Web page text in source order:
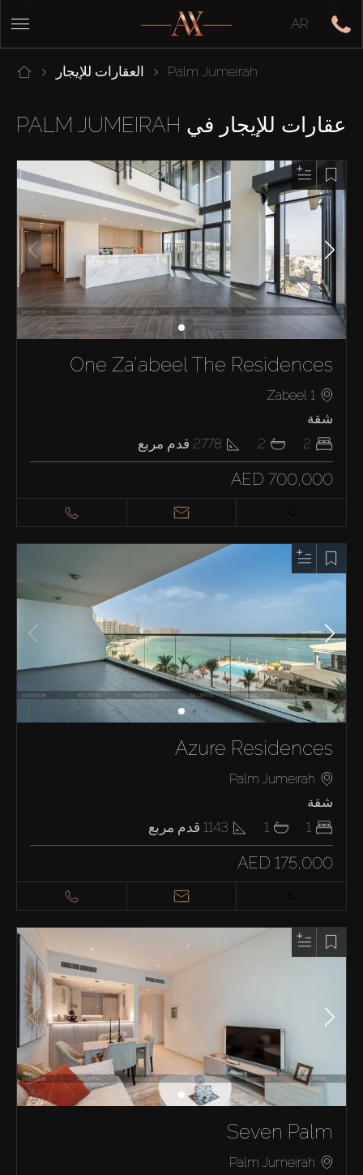
AR
العقارات للإيجار Palm Jumeirah
عقارات للإيجار في PALM JUMEIRAH
One Za'abeel The Residences
Zabeel 1
شقة
2
2
2778 قدم مربع
AED 700,000
Azure Residences
Palm Jumeirah
شقة
1
1
1143 قدم مربع
AED 175,000
Seven Palm
Palm Jumeirah